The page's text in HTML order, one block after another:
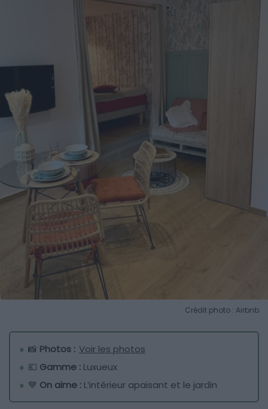
Crédit photo : Airbnb
📸 Photos : Voir les photos
💶 Gamme : Luxueux
💙 On aime : L’intérieur apaisant et le jardin